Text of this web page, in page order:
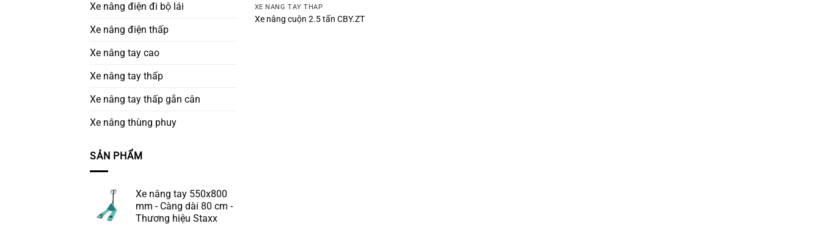
Xe nâng điện đi bộ lái
Xe nâng điện thấp
Xe nâng tay cao
Xe nâng tay thấp
Xe nâng tay thấp gắn cân
Xe nâng thùng phuy
SẢN PHẨM
Xe nâng tay 550x800
mm - Càng dài 80 cm -
Thương hiệu Staxx
XE NÂNG TAY THẤP
Xe nâng cuộn 2.5 tấn CBY.ZT